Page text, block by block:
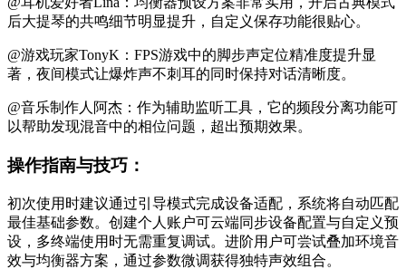
后大提琴的共鸣细节明显提升，自定义保存功能很贴心。
@游戏玩家TonyK：FPS游戏中的脚步声定位精准度提升显
著，夜间模式让爆炸声不刺耳的同时保持对话清晰度。
@音乐制作人阿杰：作为辅助监听工具，它的频段分离功能可
以帮助发现混音中的相位问题，超出预期效果。
操作指南与技巧：
初次使用时建议通过引导模式完成设备适配，系统将自动匹配
最佳基础参数。创建个人账户可云端同步设备配置与自定义预
设，多终端使用时无需重复调试。进阶用户可尝试叠加环境音
效与均衡器方案，通过参数微调获得独特声效组合。